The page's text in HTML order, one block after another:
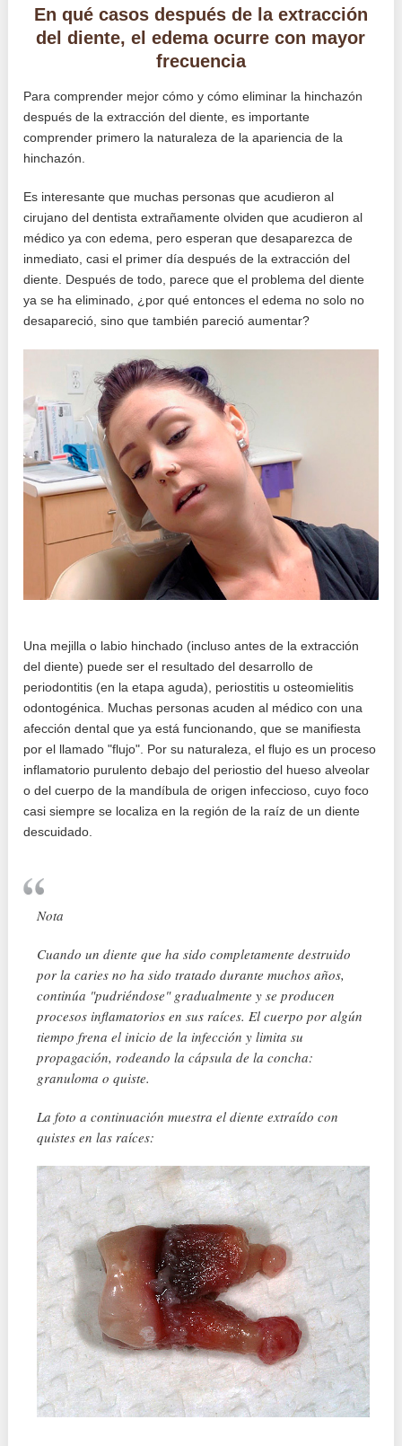
En qué casos después de la extracción
del diente, el edema ocurre con mayor
frecuencia
Para comprender mejor cómo y cómo eliminar la hinchazón
después de la extracción del diente, es importante
comprender primero la naturaleza de la apariencia de la
hinchazón.
Es interesante que muchas personas que acudieron al
cirujano del dentista extrañamente olviden que acudieron al
médico ya con edema, pero esperan que desaparezca de
inmediato, casi el primer día después de la extracción del
diente. Después de todo, parece que el problema del diente
ya se ha eliminado, ¿por qué entonces el edema no solo no
desapareció, sino que también pareció aumentar?
Una mejilla o labio hinchado (incluso antes de la extracción
del diente) puede ser el resultado del desarrollo de
periodontitis (en la etapa aguda), periostitis u osteomielitis
odontogénica. Muchas personas acuden al médico con una
afección dental que ya está funcionando, que se manifiesta
por el llamado "flujo". Por su naturaleza, el flujo es un proceso
inflamatorio purulento debajo del periostio del hueso alveolar
o del cuerpo de la mandíbula de origen infeccioso, cuyo foco
casi siempre se localiza en la región de la raíz de un diente
descuidado.
Nota
Cuando un diente que ha sido completamente destruido
por la caries no ha sido tratado durante muchos años,
continúa "pudriéndose" gradualmente y se producen
procesos inflamatorios en sus raíces. El cuerpo por algún
tiempo frena el inicio de la infección y limita su
propagación, rodeando la cápsula de la concha:
granuloma o quiste.
La foto a continuación muestra el diente extraído con
quistes en las raíces: